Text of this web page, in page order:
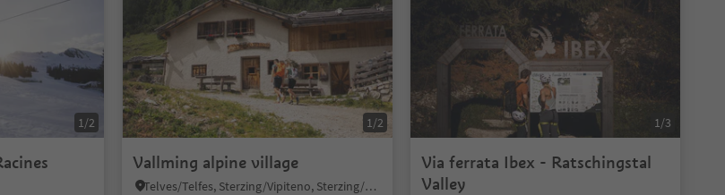
1/2 1/2
Vallming alpine village
Telves/Telfes, Sterzing/Vipiteno, Sterzing/Vipiteno and environs
1/3
Via ferrata Ibex - Ratschingstal
Valley